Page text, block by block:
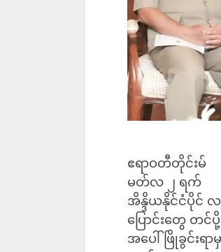
ဧရာဝတီတိုင်းမ်
မတ်လ ၂ ရက်
အိန္ဒိယနိုင်ငံပိုင်
ပြောင်းတွေ တ
အပေါ် ဖြိုခွင်း